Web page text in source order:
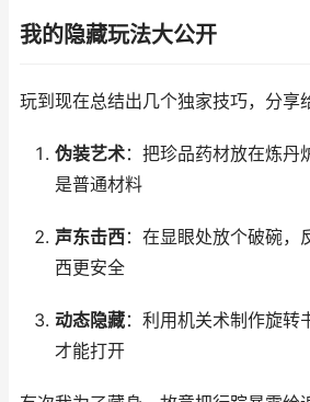
我的隐藏玩法大公开
玩到现在总结出几个独家技巧，分享
伪装艺术：把珍品药材放在炼丹
是普通材料
声东击西：在显眼处放个破碗，
西更安全
动态隐藏：利用机关术制作旋转
才能打开